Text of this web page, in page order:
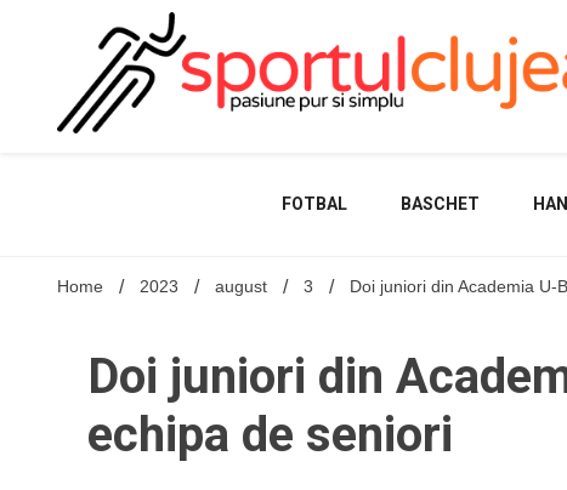
FOTBAL BASCHET
Home 2023 august 3 Doi juniori din Academia
Doi juniori din
echipa de seniori